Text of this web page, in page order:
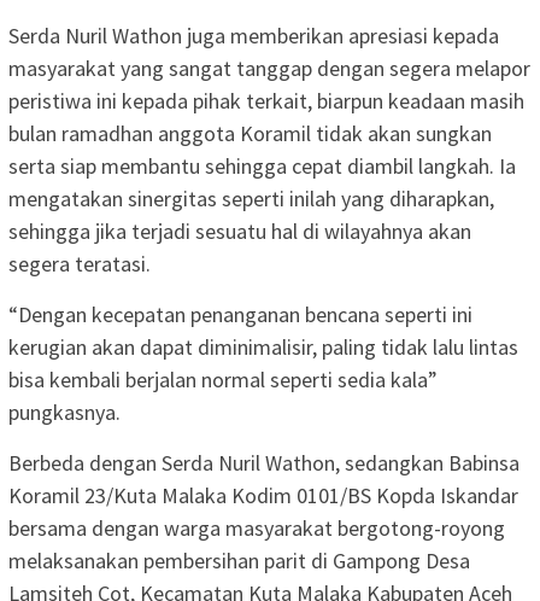
Serda Nuril Wathon juga memberikan apresiasi kepada
masyarakat yang sangat tanggap dengan segera melapor
peristiwa ini kepada pihak terkait, biarpun keadaan masih
bulan ramadhan anggota Koramil tidak akan sungkan
serta siap membantu sehingga cepat diambil langkah. Ia
mengatakan sinergitas seperti inilah yang diharapkan,
sehingga jika terjadi sesuatu hal di wilayahnya akan
segera teratasi.
“Dengan kecepatan penanganan bencana seperti ini
kerugian akan dapat diminimalisir, paling tidak lalu lintas
bisa kembali berjalan normal seperti sedia kala”
pungkasnya.
Berbeda dengan Serda Nuril Wathon, sedangkan Babinsa
Koramil 23/Kuta Malaka Kodim 0101/BS Kopda Iskandar
bersama dengan warga masyarakat bergotong-royong
melaksanakan pembersihan parit di Gampong Desa
Lamsiteh Cot, Kecamatan Kuta Malaka Kabupaten Aceh